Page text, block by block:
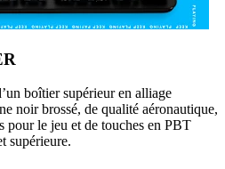
boîtier supérieur en alliage
noir brossé, de qualité aéronautique,
pour le jeu et de touches en PBT
supérieure.